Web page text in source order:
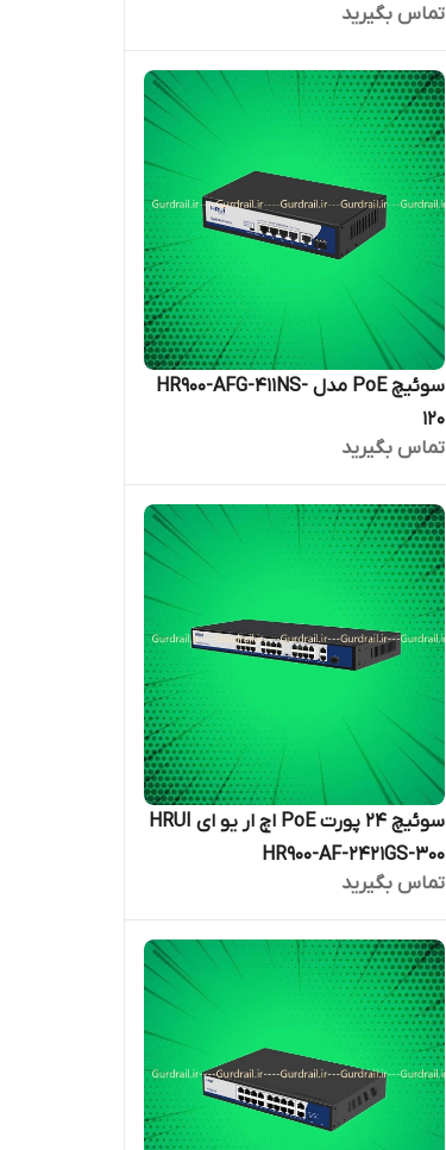
تماس بگیرید
سوئیچ PoE مدل HR900-AFG-411NS-
120
تماس بگیرید
سوئیچ 24 پورت PoE اچ ار یو ای HRUI
HR900-AF-2421GS-300
تماس بگیرید